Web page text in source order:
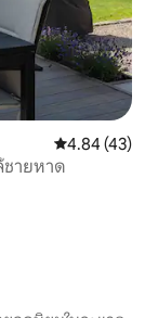
คะแนนเฉลี่ย
4.84 (43)
ชายหาด